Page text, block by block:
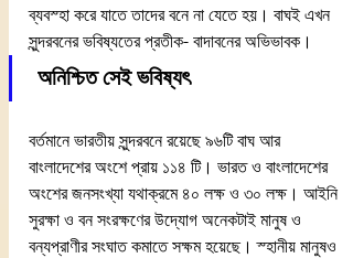
ব্যবস্হা করে যাতে তাদের বনে না যেতে হয়। বাঘই এখন
সুন্দরবনের ভবিষ্যতের প্রতীক- বাদাবনের অভিভাবক।
অনিশ্চিত সেই ভবিষ্যৎ
বর্তমানে ভারতীয় সুন্দরবনে রয়েছে ৯৬টি বাঘ আর
বাংলাদেশের অংশে প্রায় ১১৪ টি। ভারত ও বাংলাদেশের
অংশের জনসংখ্যা যথাক্রমে ৪০ লক্ষ ও ৩০ লক্ষ। আইনি
সুরক্ষা ও বন সংরক্ষণের উদ্যোগ অনেকটাই মানুষ ও
বন্যপ্রাণীর সংঘাত কমাতে সক্ষম হয়েছে। স্হানীয় মানুষও